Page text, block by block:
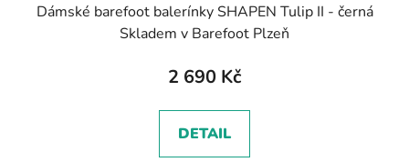
Dámské barefoot balerínky SHAPEN Tulip II - černá
Skladem v Barefoot Plzeň
2 690 Kč
DETAIL